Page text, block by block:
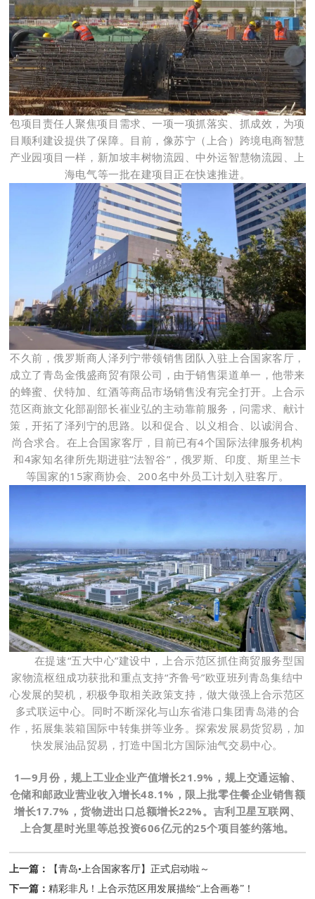
包项目责任人聚焦项目需求、一项一项抓落实、抓成效，为项
目顺利建设提供了保障。目前，像苏宁（上合） 跨境电商智慧
产业园项目一样，新加坡丰树物流园、中外运智慧物流园、上
海电气等一批在建项目正在快速推进。
不久前，俄罗斯商人泽列宁带领销售团队入驻上合国家客厅，
成立了青岛金俄盛商贸有限公司，由于销售渠道单一，他带来
的蜂蜜、伏特加、红酒等商品市场销售没有完全打开。上合示
范区商旅文化部副部长崔业弘的主动靠前服务，问需求、献计
策，开拓了泽列宁的思路。 以和促合、以义相合、以诚润合、
尚合求合。在上合国家客厅，目前已有4个国际法律服务机构
和4家知名律所先期进驻“法智谷”，俄罗斯、印度、斯里兰卡
等国家的15家商协会、200名中外员工计划入驻客厅。
在提速“五大中心”建设中，上合示范区抓住商贸服务型国
家物流枢纽成功获批和重点支持“齐鲁号”欧亚班列青岛集结中
心发展的契机，积极争取相关政策支持，做大做强上合示范区
多式联运中心。同时不断深化与山东省港口集团青岛港的合
作，拓展集装箱国际中转集拼等业务。探索发展易货贸易，加
快发展油品贸易，打造中国北方国际油气交易中心。
1—9月份，规上工业企业产值增长21.9%，规上交通运输、
仓储和邮政业营业收入增长48.1%，限上批零住餐企业销售额
增长17.7%，货物进出口总额增长22%。吉利卫星互联网、
上合复星时光里等总投资606亿元的25个项目签约落地。
上一篇：
【青岛•上合国家客厅】正式启动啦～
下一篇：精彩非凡！上合示范区用发展描绘“上合画卷”！